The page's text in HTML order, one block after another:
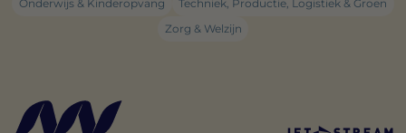
Onderwijs & Kinderopvang
Techniek, Productie, Logistiek & Groen
Zorg & Welzijn